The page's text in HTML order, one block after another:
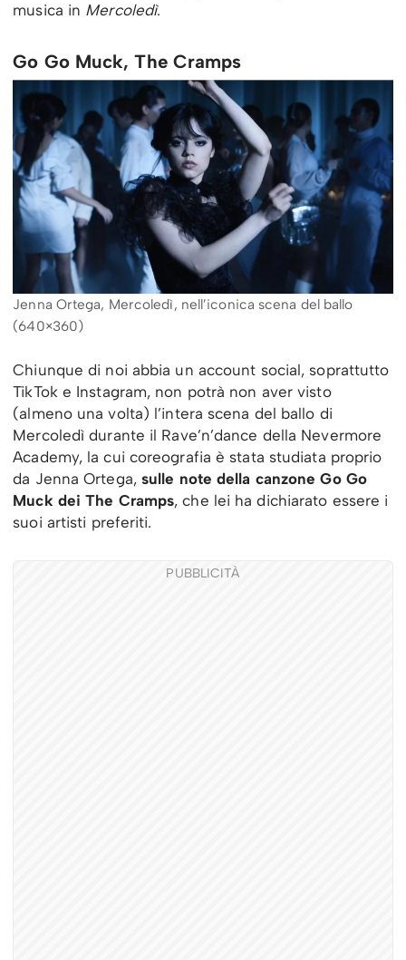
musica in Mercoledì.
Go Go Muck, The Cramps
Jenna Ortega, Mercoledì, nell’iconica scena del ballo
(640×360)
Chiunque di noi abbia un account social, soprattutto
TikTok e Instagram, non potrà non aver visto
(almeno una volta) l’intera scena del ballo di
Mercoledì durante il Rave’n’dance della Nevermore
Academy, la cui coreografia è stata studiata proprio
da Jenna Ortega, sulle note della canzone Go Go
Muck dei The Cramps, che lei ha dichiarato essere i
suoi artisti preferiti.
PUBBLICITÀ